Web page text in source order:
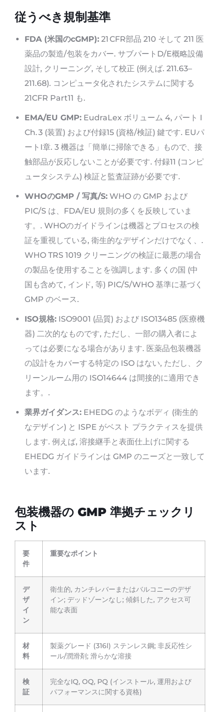
従うべき規制基準
FDA (米国のcGMP): 21 CFR部品 210 そして 211 医
薬品の製造/包装をカバー. サブパートD/E概略設備
設計, クリーニング, そして校正 (例えば. 211.63–
211.68). コンピュータ化されたシステムに関する
21CFR Part11 も.
EMA/EU GMP: EudraLex ボリューム 4, パート I
Ch. 3 (装置) および付録15 (資格/検証) 鍵です. EUパ
ートI章. 3 機器は「簡単に掃除できる」もので、接
触部品が反応しないことが必要です. 付録11 (コンピ
ュータシステム) 検証と監査証跡が必要です.
WHOのGMP / 写真/S: WHO の GMP および
PIC/S は、FDA/EU 規則の多くを反映していま
す。. WHOのガイドラインは機器とプロセスの検
証を重視している, 衛生的なデザインだけでなく、.
WHO TRS 1019 クリーニングの検証に最悪の場合
の製品を使用することを強調します. 多くの国 (中
国も含めて, インド, 等) PIC/S/WHO 基準に基づく
GMP のベース.
ISO規格: ISO9001 (品質) および ISO13485 (医療機
器) 二次的なものです, ただし、一部の購入者によ
っては必要になる場合があります. 医薬品包装機器
の設計をカバーする特定の ISO はない, ただし、ク
リーンルーム用の ISO14644 は間接的に適用でき
ます。.
業界ガイダンス: EHEDG のようなボディ (衛生的
なデザイン) と ISPE がベスト プラクティスを提供
します. 例えば, 溶接継手と表面仕上げに関する
EHEDG ガ​​イドラインは GMP のニーズと一致して
います.
包装機器の GMP 準拠チェックリ
スト
要
件
重要なポイント
デ
ザ
イ
ン
衛生的, カンチレバーまたはバルコニーのデザ
イン; デッドゾーンなし; 傾斜した, アクセス可
能な表面
材
料
製薬グレード (316l) ステンレス鋼; 非反応性シ
ール/潤滑剤; 滑らかな溶接
検
証
完全なIQ, OQ, PQ (インストール, 運用および
パフォーマンスに関する資格)